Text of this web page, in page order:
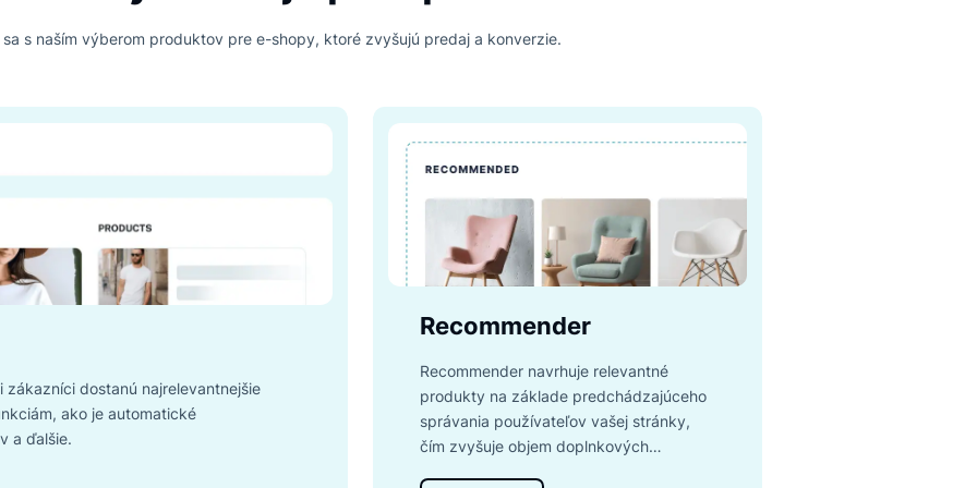
PRODUKTY LUIGI'S BOXU
Všetky nástroje pokope
sa s naším výberom produktov pre e-shopy, ktoré zvyšujú predaj a konverzie.